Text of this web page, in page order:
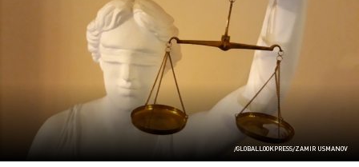
/GLOBALLOOKPRESS/ZAMIR USMANOV